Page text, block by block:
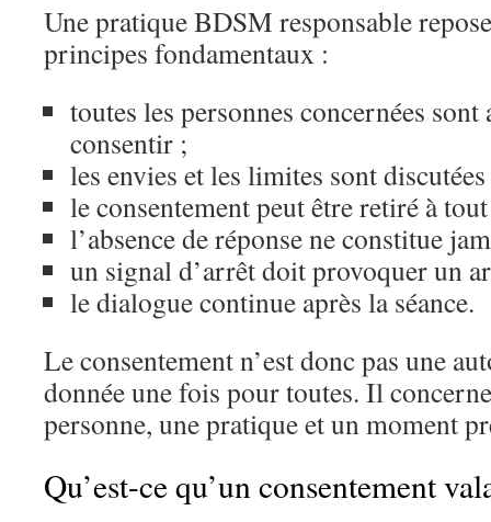
Une pratique BDSM responsable
principes fondamentaux :
toutes les personnes concernées sont
consentir ;
les envies et les limites sont
le consentement peut être retiré à
l’absence de réponse ne constitue
un signal d’arrêt doit provoquer un
le dialogue continue après la séance.
Le consentement n’est donc pas une
donnée une fois pour toutes. Il
personne, une pratique et un moment
Qu’est-ce qu’un consentement